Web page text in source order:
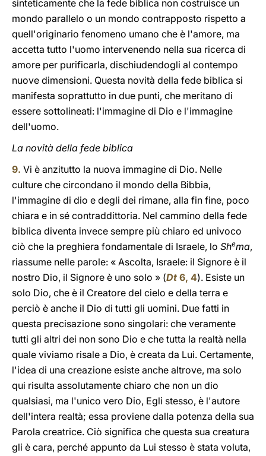
sinteticamente che la fede biblica non costruisce un
mondo parallelo o un mondo contrapposto rispetto a
quell'originario fenomeno umano che è l'amore, ma
accetta tutto l'uomo intervenendo nella sua ricerca di
amore per purificarla, dischiudendogli al contempo
nuove dimensioni. Questa novità della fede biblica si
manifesta soprattutto in due punti, che meritano di
essere sottolineati: l'immagine di Dio e l'immagine
dell'uomo.
La novità della fede biblica
9. Vi è anzitutto la nuova immagine di Dio. Nelle
culture che circondano il mondo della Bibbia,
l'immagine di dio e degli dei rimane, alla fin fine, poco
chiara e in sé contraddittoria. Nel cammino della fede
biblica diventa invece sempre più chiaro ed univoco
ciò che la preghiera fondamentale di Israele, lo Shema,
riassume nelle parole: « Ascolta, Israele: il Signore è il
nostro Dio, il Signore è uno solo » (Dt 6, 4). Esiste un
solo Dio, che è il Creatore del cielo e della terra e
perciò è anche il Dio di tutti gli uomini. Due fatti in
questa precisazione sono singolari: che veramente
tutti gli altri dei non sono Dio e che tutta la realtà nella
quale viviamo risale a Dio, è creata da Lui. Certamente,
l'idea di una creazione esiste anche altrove, ma solo
qui risulta assolutamente chiaro che non un dio
qualsiasi, ma l'unico vero Dio, Egli stesso, è l'autore
dell'intera realtà; essa proviene dalla potenza della sua
Parola creatrice. Ciò significa che questa sua creatura
gli è cara, perché appunto da Lui stesso è stata voluta,